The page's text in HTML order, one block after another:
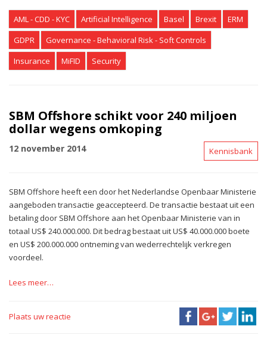
AML - CDD - KYC Artificial Intelligence Basel Brexit
ERM
GDPR
Governance - Behavioral Risk - Soft Controls
Insurance
MiFID Security
SBM Offshore schikt voor 240 miljoen
dollar wegens omkoping
12 november 2014 Kennisbank
SBM Offshore heeft een door het Nederlandse Openbaar Ministerie
aangeboden transactie geaccepteerd. De transactie bestaat uit een
betaling door SBM Offshore aan het Openbaar Ministerie van in
totaal US$ 240.000.000. Dit bedrag bestaat uit US$ 40.000.000 boete
en US$ 200.000.000 ontneming van wederrechtelijk verkregen
voordeel.
Lees meer…
Plaats uw reactie